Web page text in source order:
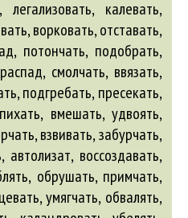
калевать,
ворковать, отставать,
потончать, подобрать,
смолчать, ввязать,
подгребать, пресекать,
вмешать, удвоять,
взвивать, забурчать,
автолизат, воссоздавать,
обрушать, примчать,
умягчать, обвалять,